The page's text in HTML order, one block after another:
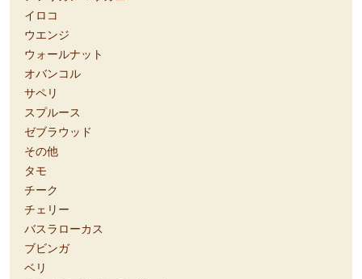
イロコ
ウエンジ
ウォールナット
オバンコル
サペリ
スプルース
ゼブラウッド
その他
タモ
チーク
チェリー
バスラローカス
ブビンガ
ベリ